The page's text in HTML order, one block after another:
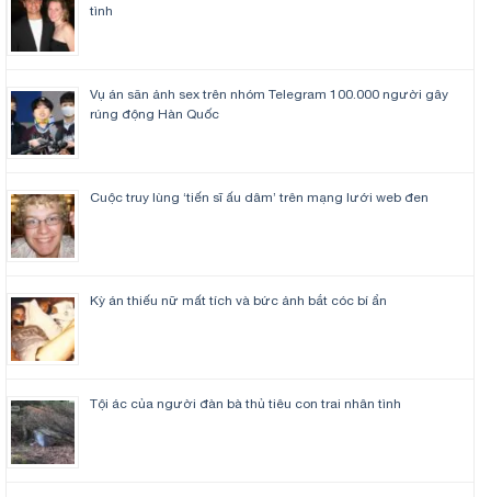
tình
Vụ án săn ảnh sex trên nhóm Telegram 100.000 người gây
rúng động Hàn Quốc
Cuộc truy lùng ‘tiến sĩ ấu dâm’ trên mạng lưới web đen
Kỳ án thiếu nữ mất tích và bức ảnh bắt cóc bí ẩn
Tội ác của người đàn bà thủ tiêu con trai nhân tình